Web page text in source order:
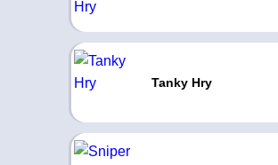
Tanky Hry